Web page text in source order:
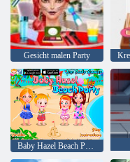
Gesicht malen Party